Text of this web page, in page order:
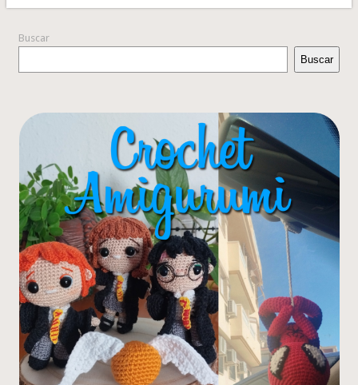
Buscar
Buscar